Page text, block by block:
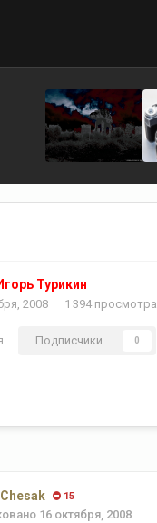
Турикин
2008 1 394 просмотра
Подписчики 0
15
16 октября, 2008